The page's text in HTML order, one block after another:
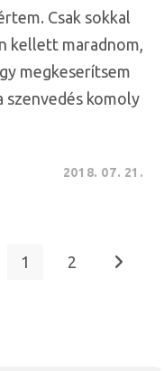
Csak sokkal
kellett maradnom,
megkeserítsem
szenvedés komoly
2018. 07. 21.
1 2 Go to